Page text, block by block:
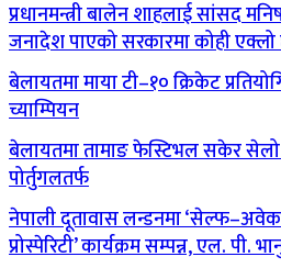
प्रधानमन्त्री बालेन शाहलाई सांसद
जनादेश पाएको सरकारमा कोही
बेलायतमा माया टी–१० क्रिकेट
च्याम्पियन
बेलायतमा तामाङ फेस्टिभल सकेर सेलो
पोर्तुगलतर्फ
नेपाली दूतावास लन्डनमा
प्रोस्पेरिटी’ कार्यक्रम सम्पन्न, एल. पी.